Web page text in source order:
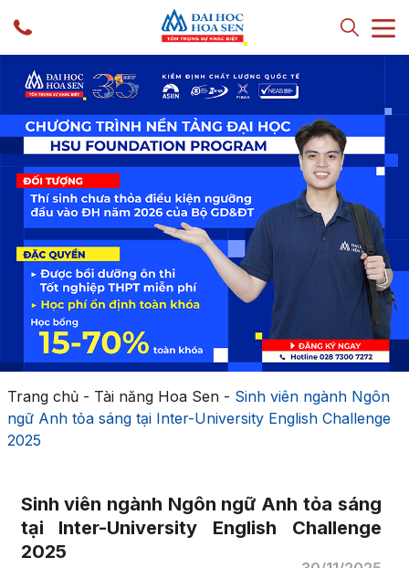
Trang chủ- Tài năng Hoa Sen- Sinh viên ngành Ngôn
ngữ Anh tỏa sáng tại Inter-University English Challenge
2025
Sinh viên ngành Ngôn ngữ Anh tỏa sáng
tại Inter-University English Challenge
2025